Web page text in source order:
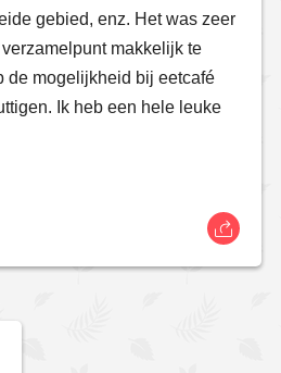
gebied, enz. Het was zeer
makkelijk te
de mogelijkheid bij eetcafé
Ik heb een hele leuke